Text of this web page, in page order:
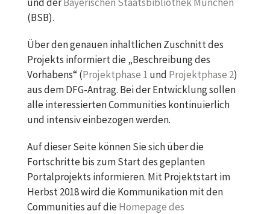
(BSB).
Über den genauen inhaltlichen Zuschnitt des
Projekts informiert die „Beschreibung des
Vorhabens“ (Projektphase 1 und Projektphase 2)
aus dem DFG-Antrag. Bei der Entwicklung sollen
alle interessierten Communities kontinuierlich
und intensiv einbezogen werden.
Auf dieser Seite können Sie sich über die
Fortschritte bis zum Start des geplanten
Portalprojekts informieren. Mit Projektstart im
Herbst 2018 wird die Kommunikation mit den
Communities auf dieHomepage des